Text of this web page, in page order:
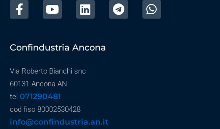
Confindustria Ancona
Via Roberto Bianchi snc
60131 Ancona AN
tel 071290481
cod fisc 80002530428
info@confindustria.an.it